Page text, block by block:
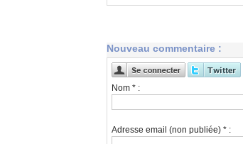
Nouveau commentaire :
Nom * :
Adresse email (non publiée) * :